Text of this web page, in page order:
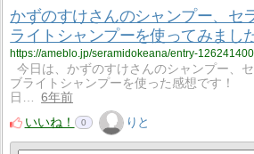
かずのすけさんのシャンプー、セ
ライトシャンプーを使ってみまし
今日は、かずのすけさんのシャンプー、
ブライトシャンプーを使った感想です
日…
6年前
いいね！
0 りと